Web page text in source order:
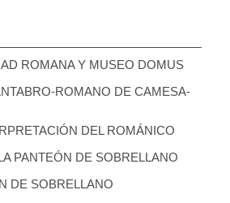
ROMANA Y MUSEO DOMUS
ROMANO DE CAMESA-
DEL ROMÁNICO
PANTEÓN DE SOBRELLANO
DE SOBRELLANO